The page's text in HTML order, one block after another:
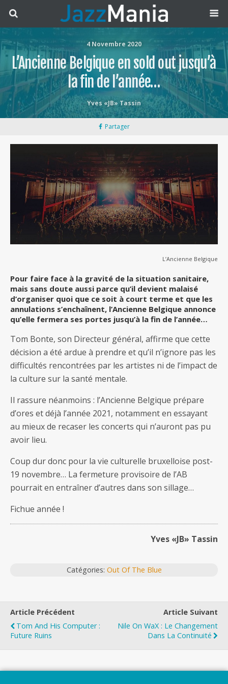
4 Novembre 2020
L’Ancienne Belgique en sold out jusqu’à
la fin de l’année…
Yves «JB» Tassin
Partager
L’Ancienne Belgique
Pour faire face à la gravité de la situation sanitaire,
mais sans doute aussi parce qu’il devient malaisé
d’organiser quoi que ce soit à court terme et que les
annulations s’enchaînent, l’Ancienne Belgique annonce
qu’elle fermera ses portes jusqu’à la fin de l’année…
Tom Bonte, son Directeur général, affirme que cette
décision a été ardue à prendre et qu’il n’ignore pas les
difficultés rencontrées par les artistes ni de l’impact de
la culture sur la santé mentale.
Il rassure néanmoins : l’Ancienne Belgique prépare
d’ores et déjà l’année 2021, notamment en essayant
au mieux de recaser les concerts qui n’auront pas pu
avoir lieu.
Coup dur donc pour la vie culturelle bruxelloise post-
19 novembre… La fermeture provisoire de l’AB
pourrait en entraîner d’autres dans son sillage…
Fichue année !
Yves «JB» Tassin
Catégories: Out Of The Blue
Article Précédent
Tom And His Computer :
Future Ruins
Article Suivant
Nile On WaX : Le Changement
Dans La Continuité